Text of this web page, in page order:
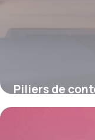
Piliers de
dominer